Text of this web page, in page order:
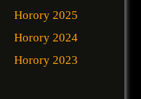
Horory 2025
Horory 2024
Horory 2023